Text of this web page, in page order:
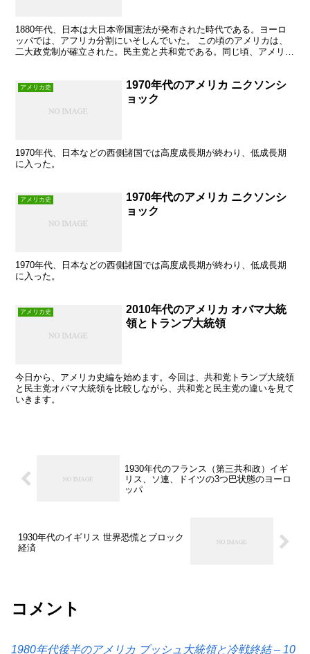
1880年代、日本は大日本帝国憲法が発布された時代である。ヨーロ
ッパでは、アフリカ分割にいそしんでいた。 この頃のアメリカは、
二大政党制が確立された。民主党と共和党である。同じ頃、アメリカ
アメリカ史
1970年代のアメリカ ニクソンシ
ョック
1970年代、日本などの西側諸国では高度成長期が終わり、低成長期
に入った。
アメリカ史
1970年代のアメリカ ニクソンシ
ョック
1970年代、日本などの西側諸国では高度成長期が終わり、低成長期
に入った。
アメリカ史
2010年代のアメリカ オバマ大統
領とトランプ大統領
今日から、アメリカ史編を始めます。今回は、共和党トランプ大統領
と民主党オバマ大統領を比較しながら、共和党と民主党の違いを見て
いきます。
1930年代のフランス（第三共和政）イギ
リス、ソ連、ドイツの3つ巴状態のヨーロ
ッパ
1930年代のイギリス 世界恐慌とブロック
経済
コメント
1980年代後半のアメリカ ブッシュ大統領と冷戦終結 – 10